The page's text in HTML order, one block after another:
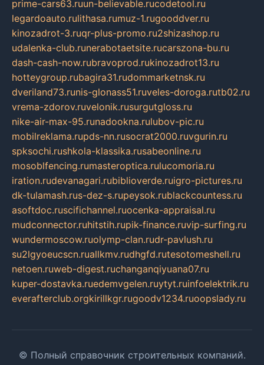
prime-cars63.ruun-believable.rucodetool.ru
legardoauto.rulithasa.rumuz-1.rugooddver.ru
kinozadrot-3.ruqr-plus-promo.ru2shizashop.ru
udalenka-club.runerabotaetsite.rucarszona-bu.ru
dash-cash-now.rubravoprod.rukinozadrot13.ru
hotteygroup.rubagira31.rudommarketnsk.ru
dveriland73.runis-glonass51.ruveles-doroga.rutb02.ru
vrema-zdorov.ruvelonik.rusurgutgloss.ru
nike-air-max-95.runadookna.rulubov-pic.ru
mobilreklama.rupds-nn.rusocrat2000.ruvgurin.ru
spksochi.rushkola-klassika.rusabeonline.ru
mosoblfencing.rumasteroptica.rulucomoria.ru
iration.rudevanagari.rubiblioverde.ruigro-pictures.ru
dk-tulamash.rus-dez-s.rupeysok.rublackcountess.ru
asoftdoc.ruscifichannel.ruocenka-appraisal.ru
mudconnector.ruhitstih.rupik-finance.ruvip-surfing.ru
wundermoscow.ruolymp-clan.rudr-pavlush.ru
su2lgyoeucscn.ruallkmv.rudhgfd.rutesotomeshell.ru
netoen.ruweb-digest.ruchanganqiyuana07.ru
kuper-dostavka.ruedemvgelen.ruytyt.ruinfoelektrik.ru
everafterclub.orgkirillkgr.rugoodv1234.ruoopslady.ru
© Полный справочник строительных компаний.